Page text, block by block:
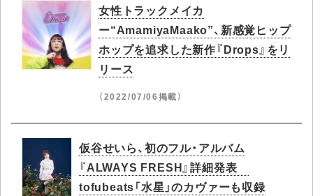
女性トラックメイカ
ー“AmamiyaMaako”、新感覚ヒップ
ホップを追求した新作『Drops』をリ
リース
（2022/07/06掲載）
仮谷せいら、初のフル・アルバム
『ALWAYS FRESH』詳細発表
tofubeats「水星」のカヴァーも収録